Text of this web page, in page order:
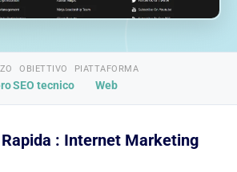
OBIETTIVO
SEO tecnico
PIATTAFORMA
Web
: Internet Marketing